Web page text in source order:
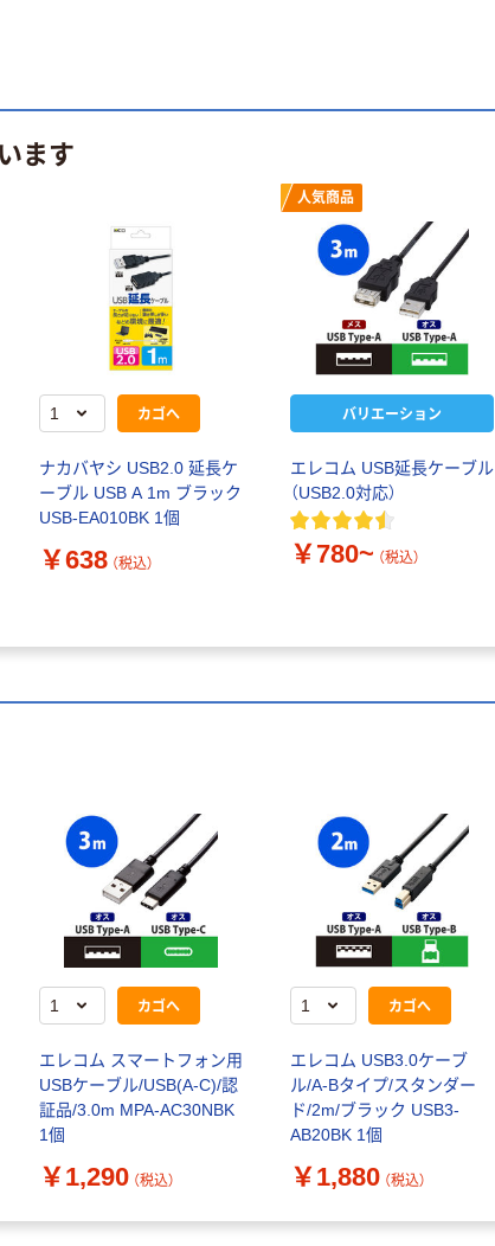
ます
カゴへ
ナカバヤシ USB2.0 延長ケ
ーブル USB A 1m ブラック
USB-EA010BK 1個
￥638 （税込）
人気商品
バリエーション
エレコム USB延長ケーブル
（USB2.0対応）
￥780~ （税込）
カゴへ
エレコム スマートフォン用
USBケーブル/USB(A-C)/認
証品/3.0m MPA-AC30NBK
1個
￥1,290 （税込）
カゴへ
エレコム USB3.0ケーブ
ル/A-Bタイプ/スタンダー
ド/2m/ブラック USB3-
AB20BK 1個
￥1,880 （税込）